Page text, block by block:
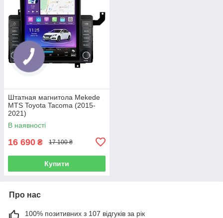
Штатная магнитола Mekede
MTS Toyota Tacoma (2015-
2021)
В наявності
16 690 ₴ 17 100 ₴
Купити
Про нас
100% позитивних з 107 відгуків за рік